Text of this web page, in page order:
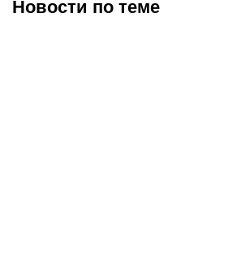
Новости по теме